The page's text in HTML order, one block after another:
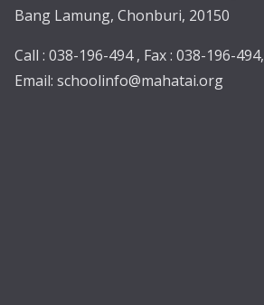
Bang Lamung, Chonburi, 20150
Call : 038-196-494 , Fax : 038-196-494,
Email: schoolinfo@mahatai.org